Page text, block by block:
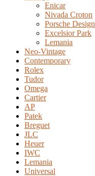
Enicar
Nivada Croton
Porsche Design
Excelsior Park
Lemania
Neo-Vintage
Contemporary
Rolex
Tudor
Omega
Cartier
AP
Patek
Breguet
JLC
Heuer
IWC
Lemania
Universal